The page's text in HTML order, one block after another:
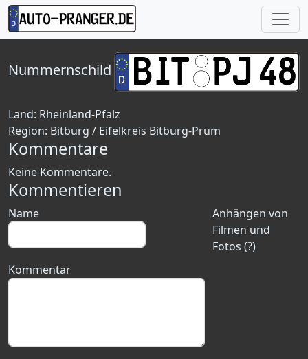
Nummernschild
Land: Rheinland-Pfalz
Region: Bitburg / Eifelkreis Bitburg-Prüm
Kommentare
Keine Kommentare.
Kommentieren
Anhängen von
Filmen und
Fotos (?)
Name
Kommentar